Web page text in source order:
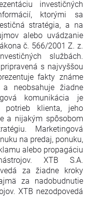
investičných
ktorými sa
stratégia, a na
alebo uvádzanie
č. 566/2001 Z. z.
službách.
s najvyššou
fakty známe
neobsahuje žiadne
komunikácia je
potrieb klienta, jeho
a nijakým spôsobom
Marketingová
na predaj, ponuku,
alebo propagáciu
XTB S.A.
za žiadne kroky
za nadobudnutie
XTB nezodpovedá